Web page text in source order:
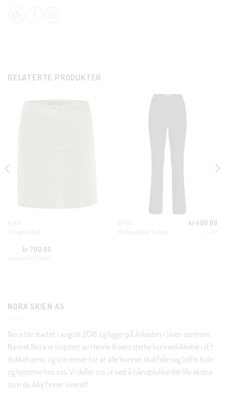
RELATERTE PRODUKTER
KLÆR
Johane skirt
kr700.00
BUKSE
Mythe glitter bukse
kr400.00
NORA SKIEN AS
Nora ble startet i august 2018 og ligger på Arkaden i Skien sentrum.
Navnet Nora er inspirert av Henrik Ibsens sterke kvinneskikkelse i «Et
dukkehjem», og vi brenner for at alle kvinner skal føle seg tøffe, kule
og hjemme hos oss. Vi skiller oss ut ved å håndplukke det lille ekstra
som du ikke finner overalt!
Bli en del av Nora-familien i dag. Som medlem får du 10%
rabatt på din første handel og eksklusive fordeler rett i lomma.